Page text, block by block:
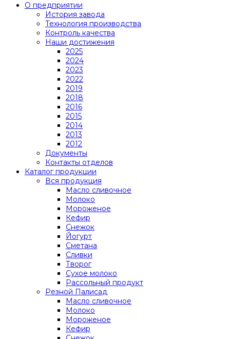
О предприятии
История завода
Технология производства
Контроль качества
Наши достижения
2025
2024
2023
2022
2019
2018
2016
2015
2014
2013
2012
Документы
Контакты отделов
Каталог продукции
Вся продукция
Масло сливочное
Молоко
Мороженое
Кефир
Снежок
Йогурт
Сметана
Сливки
Творог
Сухое молоко
Рассольный продукт
Резной Палисад
Масло сливочное
Молоко
Мороженое
Кефир